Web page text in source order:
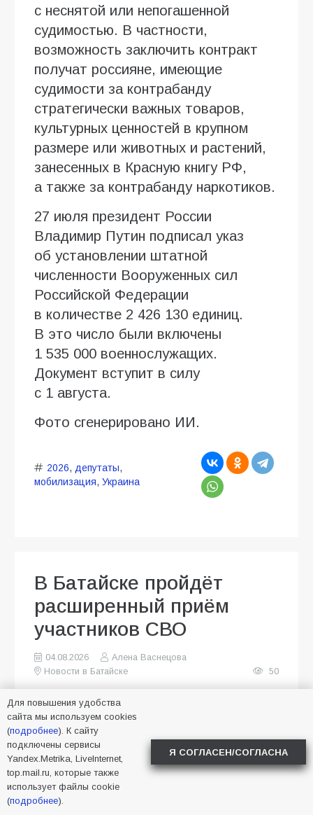
с неснятой или непогашенной
судимостью. В частности,
возможность заключить контракт
получат россияне, имеющие
судимости за контрабанду
стратегически важных товаров,
культурных ценностей в крупном
размере или животных и растений,
занесенных в Красную книгу РФ,
а также за контрабанду наркотиков.
27 июля президент России
Владимир Путин подписал указ
об установлении штатной
численности Вооруженных сил
Российской Федерации
в количестве 2 426 130 единиц.
В это число были включены
1 535 000 военнослужащих.
Документ вступит в силу
с 1 августа.
Фото сгенерировано ИИ.
2026, депутаты,
мобилизация, Украина
В Батайске пройдёт
расширенный приём
участников СВО
04.08.2026
Алена Васнецова
Новости в Батайске
50
Для повышения удобства
сайта мы используем cookies
(подробнее). К сайту
подключены сервисы
Yandex.Metrika, LiveInternet,
top.mail.ru, которые также
использует файлы cookie
(подробнее).
Я СОГЛАСЕН/СОГЛАСНА